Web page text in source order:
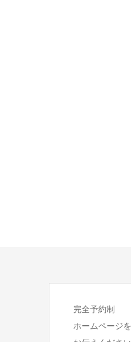
完全予約制
ホームページ